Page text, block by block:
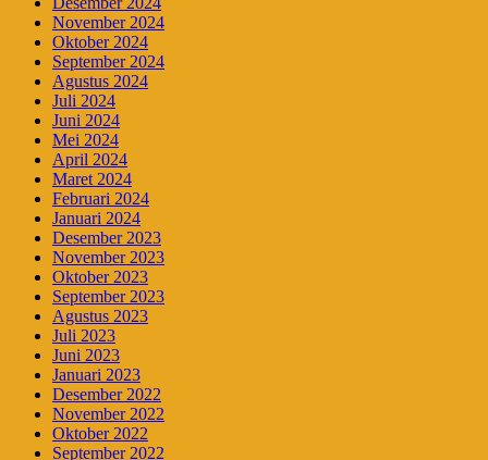
November 2024
Oktober 2024
September 2024
Agustus 2024
Juli 2024
Juni 2024
Mei 2024
April 2024
Maret 2024
Februari 2024
Januari 2024
Desember 2023
November 2023
Oktober 2023
September 2023
Agustus 2023
Juli 2023
Juni 2023
Januari 2023
Desember 2022
November 2022
Oktober 2022
September 2022